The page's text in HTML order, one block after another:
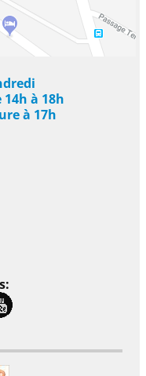
14h à 18h
à 17h